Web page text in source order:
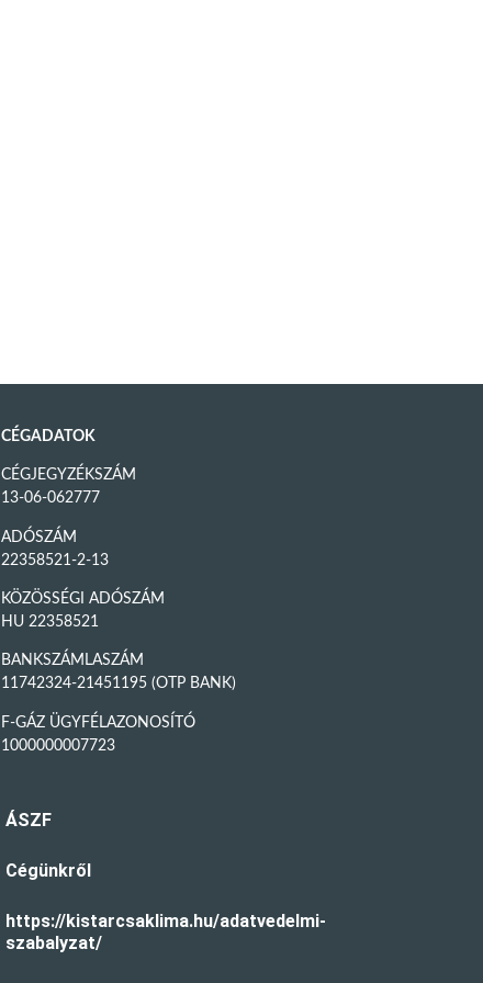
CÉGADATOK
CÉGJEGYZÉKSZÁM
13-06-062777
ADÓSZÁM
22358521-2-13
KÖZÖSSÉGI ADÓSZÁM
HU 22358521
BANKSZÁMLASZÁM
11742324-21451195 (OTP BANK)
F-GÁZ ÜGYFÉLAZONOSÍTÓ
1000000007723
ÁSZF
Cégünkről
https://kistarcsaklima.hu/adatvedelmi-
szabalyzat/